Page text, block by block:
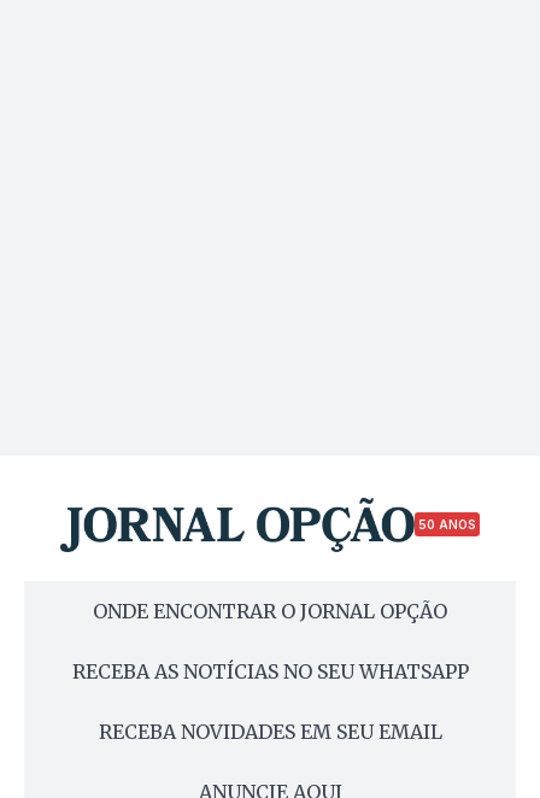
50 ANOS
ONDE ENCONTRAR O JORNAL OPÇÃO
RECEBA AS NOTÍCIAS NO SEU WHATSAPP
RECEBA NOVIDADES EM SEU EMAIL
ANUNCIE AQUI